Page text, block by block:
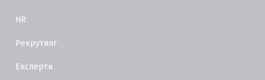
HR
Рекрутинг
Експерти